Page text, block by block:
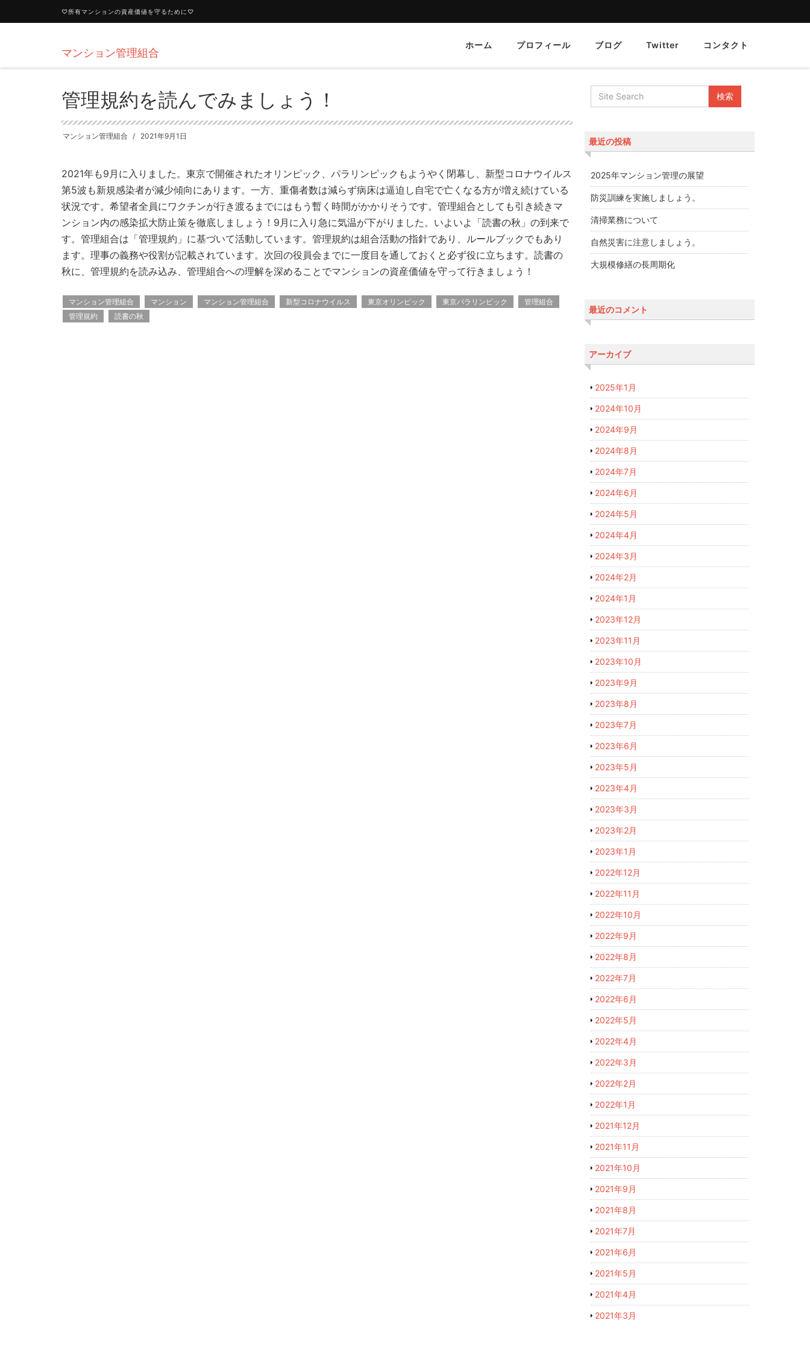
♡所有マンションの資産価値を守るために♡
マンション管理組合
ホーム プロフィール ブログ Twitter コンタクト
HOME マンション管理組合
管理規約を読んでみましょう！
マンション管理組合 2021年9月1日
2021年も9月に入りました。東京で開催されたオリンピック、パラリンピックもようやく閉幕し、新型コロナウイルス
第5波も新規感染者が減少傾向にあります。一方、重傷者数は減らず病床は逼迫し自宅で亡くなる方が増え続けている
状況です。希望者全員にワクチンが行き渡るまでにはもう暫く時間がかかりそうです。管理組合としても引き続きマ
ンション内の感染拡大防止策を徹底しましょう！9月に入り急に気温が下がりました。いよいよ「読書の秋」の到来で
す。管理組合は「管理規約」に基づいて活動しています。管理規約は組合活動の指針であり、ルールブックでもあり
ます。理事の義務や役割が記載されています。次回の役員会までに一度目を通しておくと必ず役に立ちます。読書の
秋に、管理規約を読み込み、管理組合への理解を深めることでマンションの資産価値を守って行きましょう！
マンション管理組合 マンション マンション管理組合 新型コロナウイルス 東京オリンピック 東京パラリンピック
管理組合
管理規約
読書の秋
最近の投稿
2025年マンション管理の展望
防災訓練を実施しましょう。
清掃業務について
自然災害に注意しましょう。
大規模修繕の長周期化
最近のコメント
アーカイブ
2025年1月
2024年10月
2024年9月
2024年8月
2024年7月
2024年6月
2024年5月
2024年4月
2024年3月
2024年2月
2024年1月
2023年12月
2023年11月
2023年10月
2023年9月
2023年8月
2023年7月
2023年6月
2023年5月
2023年4月
2023年3月
2023年2月
2023年1月
2022年12月
2022年11月
2022年10月
2022年9月
2022年8月
2022年7月
2022年6月
2022年5月
2022年4月
2022年3月
2022年2月
2022年1月
2021年12月
2021年11月
2021年10月
2021年9月
2021年8月
2021年7月
2021年6月
2021年5月
2021年4月
2021年3月